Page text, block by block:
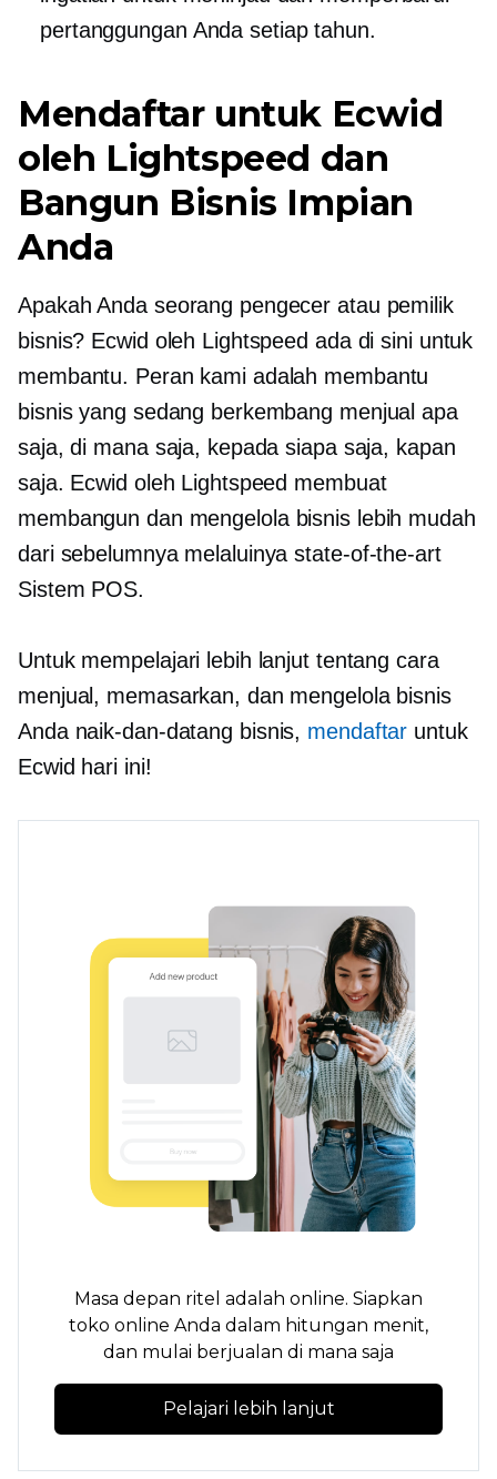
pertanggungan Anda setiap tahun.
Mendaftar untuk Ecwid
oleh Lightspeed dan
Bangun Bisnis Impian
Anda
Apakah Anda seorang pengecer atau pemilik
bisnis? Ecwid oleh Lightspeed ada di sini untuk
membantu. Peran kami adalah membantu
bisnis yang sedang berkembang menjual apa
saja, di mana saja, kepada siapa saja, kapan
saja. Ecwid oleh Lightspeed membuat
membangun dan mengelola bisnis lebih mudah
dari sebelumnya melaluinyastate-of-the-art
Sistem POS.
Untuk mempelajari lebih lanjut tentang cara
menjual, memasarkan, dan mengelola bisnis
Anda naik-dan-datang bisnis, mendaftar untuk
Ecwid hari ini!
Masa depan ritel adalah online. Siapkan
toko online Anda dalam hitungan menit,
dan mulai berjualan di mana saja
Pelajari lebih lanjut